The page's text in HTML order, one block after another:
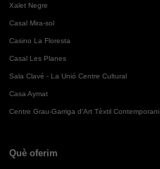
Xalet Negre
Casal Mira-sol
Casino La Floresta
Casal Les Planes
Sala Clavé - La Unió Centre Cultural
Casa Aymat
Centre Grau-Garriga d'Art Tèxtil Contemporani
Què oferim